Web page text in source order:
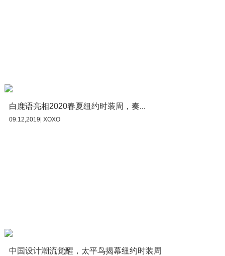
白鹿语亮相2020春夏纽约时装周，奏...
09.12,2019| XOXO
中国设计潮流觉醒，太平鸟揭幕纽约时装周